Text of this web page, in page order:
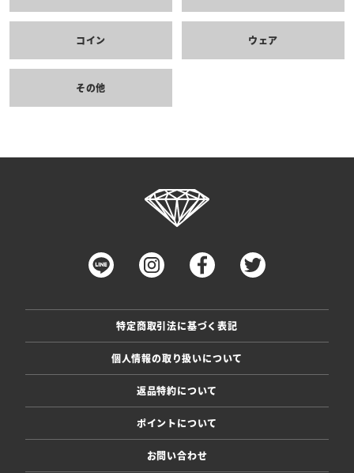
コイン ウェア
その他
特定商取引法に基づく表記
個人情報の取り扱いについて
返品特約について
ポイントについて
お問い合わせ